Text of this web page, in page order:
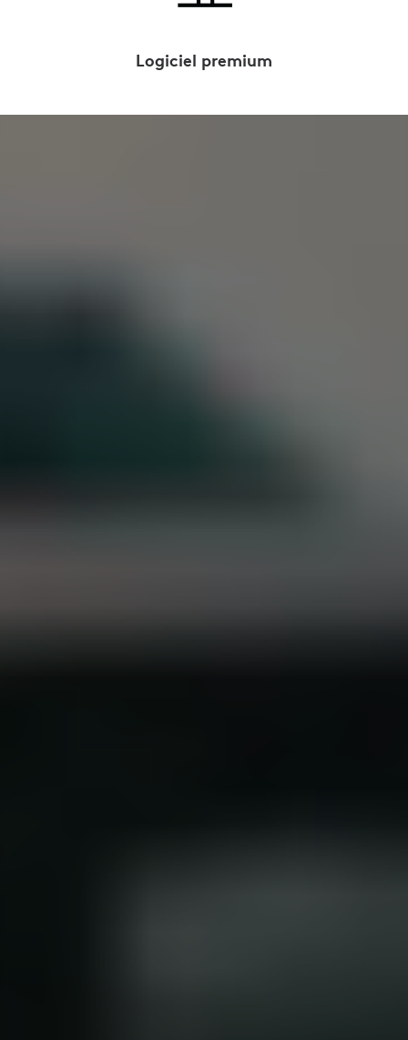
Logiciel premium